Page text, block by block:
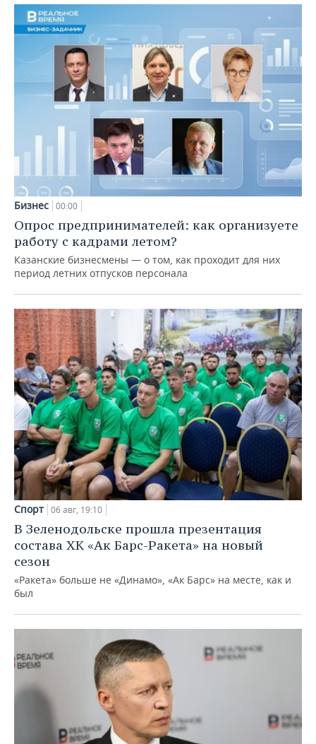
Бизнес 00:00
Опрос предпринимателей: как организуете
работу с кадрами летом?
Казанские бизнесмены — о том, как проходит для них
период летних отпусков персонала
Спорт 06 авг, 19:10
В Зеленодольске прошла презентация
состава ХК «Ак Барс-Ракета» на новый
сезон
«Ракета» больше не «Динамо», «Ак Барс» на месте, как и
был